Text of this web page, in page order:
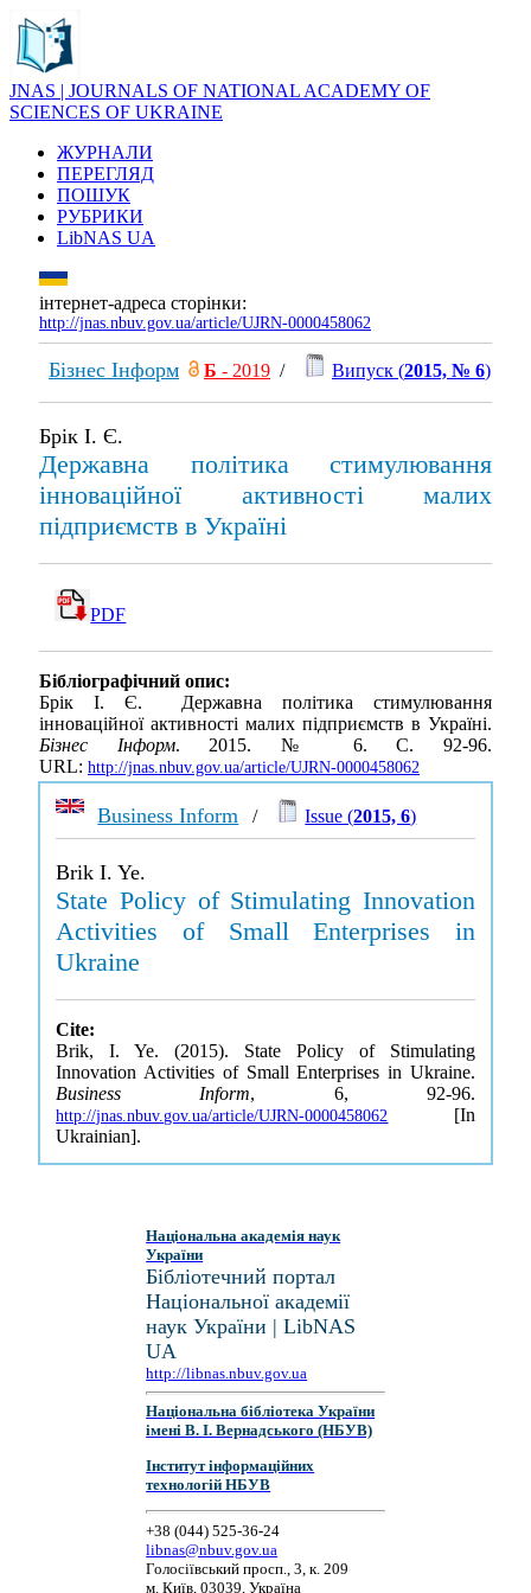
JNAS | JOURNALS OF NATIONAL ACADEMY OF
SCIENCES OF UKRAINE
ЖУРНАЛИ
ПЕРЕГЛЯД
ПОШУК
РУБРИКИ
LibNAS UA
інтернет-адреса сторінки:
http://jnas.nbuv.gov.ua/article/UJRN-0000458062
Бізнес Інформ Б - 2019 / Випуск (2015, № 6)
Брік І. Є.
Державна політика стимулювання
інноваційної активності малих
підприємств в Україні
PDF
Бібліографічний опис:
Брік І. Є. Державна політика стимулювання
інноваційної активності малих підприємств в Україні.
Бізнес Інформ. 2015. № 6. С. 92-96.
URL: http://jnas.nbuv.gov.ua/article/UJRN-0000458062
Business Inform / Issue (2015, 6)
Brik I. Ye.
State Policy of Stimulating Innovation
Activities of Small Enterprises in
Ukraine
Cite:
Brik, I. Ye. (2015). State Policy of Stimulating
Innovation Activities of Small Enterprises in Ukraine.
Business Inform, 6, 92-96.
http://jnas.nbuv.gov.ua/article/UJRN-0000458062 [In
Ukrainian].
Національна академія наук
України
Бібліотечний портал
Національної академії
наук України | LibNAS
UA
http://libnas.nbuv.gov.ua
Національна бібліотека України
імені В. І. Вернадського (НБУВ)
Інститут інформаційних
технологій НБУВ
+38 (044) 525-36-24
libnas@nbuv.gov.ua
Голосіївський просп., 3, к. 209
м. Київ, 03039, Україна